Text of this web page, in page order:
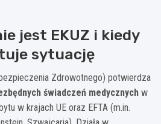
jest EKUZ i kiedy
sytuację
Zdrowotnego) potwierdza
świadczeń medycznych w
w krajach UE oraz EFTA (m.in.